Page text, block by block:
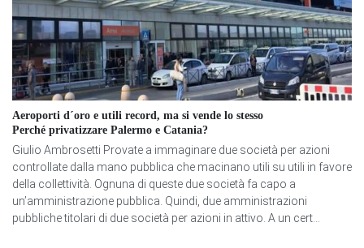
Aeroporti d´oro e utili record, ma si vende lo stesso
Perché privatizzare Palermo e Catania?
Giulio Ambrosetti Provate a immaginare due società per azioni
controllate dalla mano pubblica che macinano utili su utili in favore
della collettività. Ognuna di queste due società fa capo a
un’amministrazione pubblica. Quindi, due amministrazioni
pubbliche titolari di due società per azioni in attivo. A un cert...